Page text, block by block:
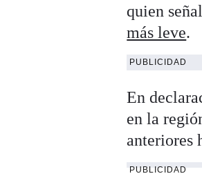
quien
más leve.
PUBLICIDAD
En
en la
anteriores
PUBLICIDAD